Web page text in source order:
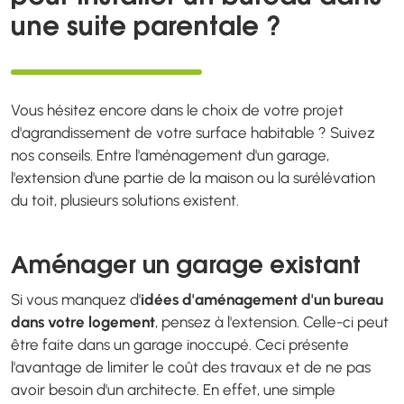
une suite parentale ?
Vous hésitez encore dans le choix de votre projet
d'agrandissement de votre surface habitable ? Suivez
nos conseils. Entre l'aménagement d'un garage,
l'extension d'une partie de la maison ou la surélévation
du toit, plusieurs solutions existent.
Aménager un garage existant
Si vous manquez d'idées d'aménagement d'un bureau
dans votre logement, pensez à l'extension. Celle-ci peut
être faite dans un garage inoccupé. Ceci présente
l'avantage de limiter le coût des travaux et de ne pas
avoir besoin d'un architecte. En effet, une simple